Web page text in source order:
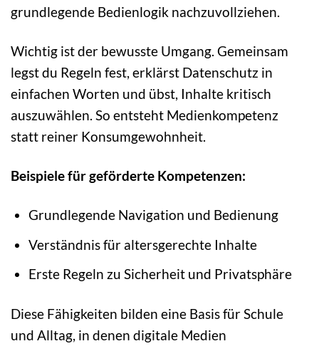
grundlegende Bedienlogik nachzuvollziehen.
Wichtig ist der bewusste Umgang. Gemeinsam
legst du Regeln fest, erklärst Datenschutz in
einfachen Worten und übst, Inhalte kritisch
auszuwählen. So entsteht Medienkompetenz
statt reiner Konsumgewohnheit.
Beispiele für geförderte Kompetenzen:
Grundlegende Navigation und Bedienung
Verständnis für altersgerechte Inhalte
Erste Regeln zu Sicherheit und Privatsphäre
Diese Fähigkeiten bilden eine Basis für Schule
und Alltag, in denen digitale Medien